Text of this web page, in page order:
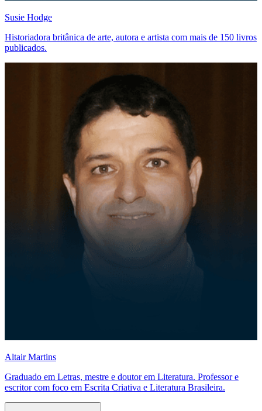
Susie Hodge
Historiadora britânica de arte, autora e artista com mais de 150 livros
publicados.
Altair Martins
Graduado em Letras, mestre e doutor em Literatura. Professor e
escritor com foco em Escrita Criativa e Literatura Brasileira.